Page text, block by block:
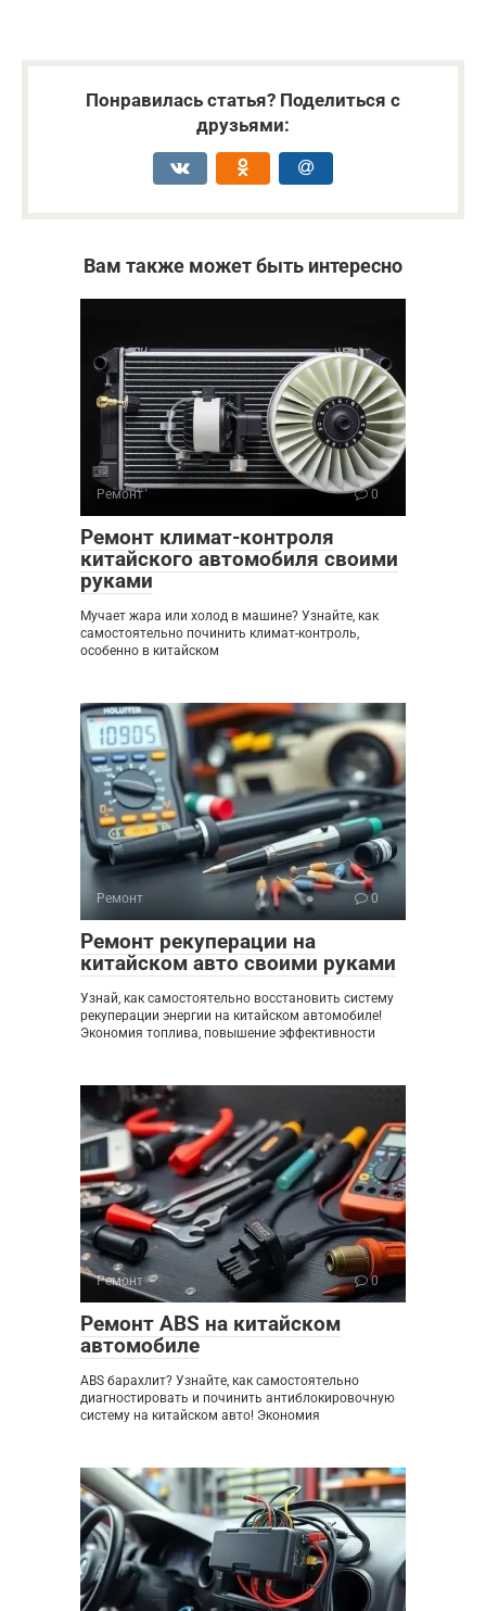
Понравилась статья? Поделиться с
друзьями:
Вам также может быть интересно
Ремонт 0
Ремонт климат-контроля
китайского автомобиля своими
руками
Мучает жара или холод в машине? Узнайте, как
самостоятельно починить климат-контроль,
особенно в китайском
Ремонт 0
Ремонт рекуперации на
китайском авто своими руками
Узнай, как самостоятельно восстановить систему
рекуперации энергии на китайском автомобиле!
Экономия топлива, повышение эффективности
Ремонт 0
Ремонт ABS на китайском
автомобиле
ABS барахлит? Узнайте, как самостоятельно
диагностировать и починить антиблокировочную
систему на китайском авто! Экономия